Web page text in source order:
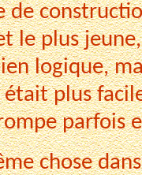
le plus
logique,
plus
parfois
chose